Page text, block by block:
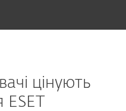
цінують